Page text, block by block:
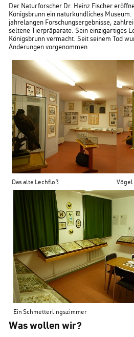
Der Naturforscher Dr. Heinz Fischer
Königsbrunn ein naturkundliches
jahrelangen Forschungsergebnisse,
seltene Tierpräparate. Sein einzigartiges
Königsbrunn vermacht. Seit seinem Tod
Änderungen vorgenommen.
Das alte Lechfloß
Ein Schmetterlingszimmer
Was wollen wir?